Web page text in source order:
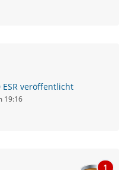
veröffentlicht
19:16
1